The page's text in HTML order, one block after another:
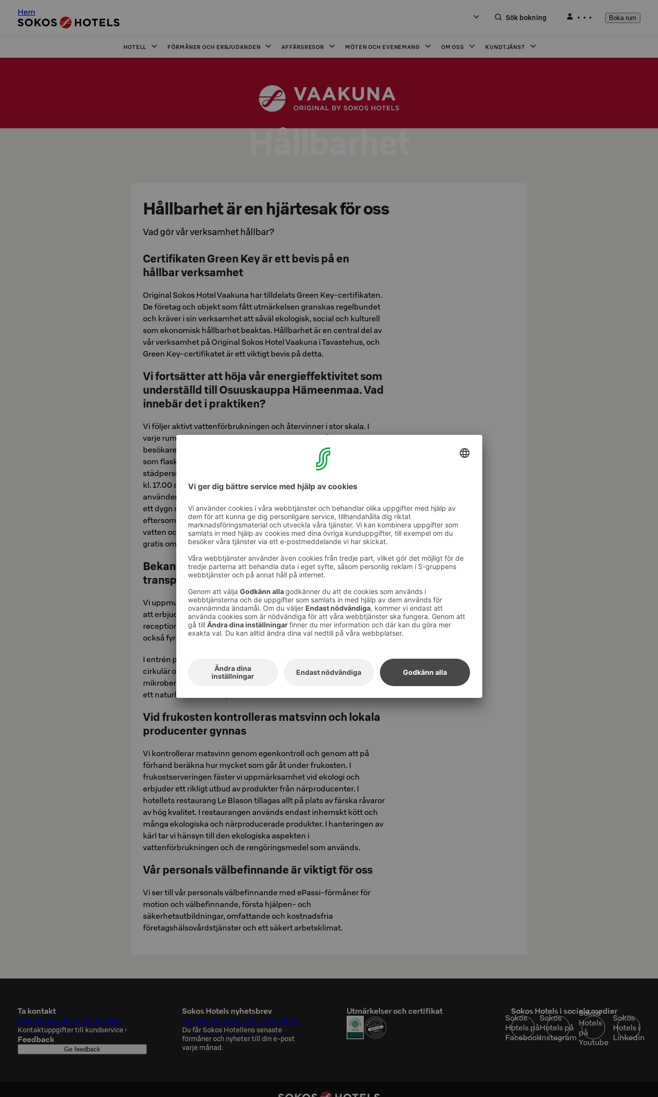
Hem
Sök bokning Boka rum
HOTELL FÖRMÅNER OCH ERBJUDANDEN AFFÄRSRESOR MÖTEN OCH EVENEMANG OM OSS KUNDTJÄNST
Hållbarhet
Hållbarhet är en hjärtesak för oss
Vad gör vår verksamhet hållbar?
Certifikaten Green Key är ett bevis på en
hållbar verksamhet
Original Sokos Hotel Vaakuna har tilldelats Green Key-certifikaten.
De företag och objekt som fått utmärkelsen granskas regelbundet
och kräver i sin verksamhet att såväl ekologisk, social och kulturell
som ekonomisk hållbarhet beaktas. Hållbarhet är en central del av
vår verksamhet på Original Sokos Hotel Vaakuna i Tavastehus, och
Green Key-certifikatet är ett viktigt bevis på detta.
Vi fortsätter att höja vår energieffektivitet som
underställd till Osuuskauppa Hämeenmaa. Vad
innebär det i praktiken?
Vi följer aktivt vattenförbrukningen och återvinner i stor skala. I
varje rum finns separata energi- och bioavfallsbehållare, och
besökare uppmanas att lämna kvar avfall som inte hör till dessa –
som flaskor och metaller – i rummet för återvinning av
städpersonalen. Bastur värms numera endast på kvällarna mellan
kl. 17.00 och 21.00 enligt behov. De rengöringsmedel som vi
använder varje dag är miljömärkta. Om gästen stannar längre än
ett dygn städar vi inte automatiskt rummet under vistelsen,
eftersom vi då minskar miljöbelastningen genom att spara på
vatten och kemikalier. Du får dock en mellanstädning av rummet
gratis om du så önskar.
Bekanta dig med staden med miljövänliga
transportmedel
Vi uppmuntrar våra gäster att utforska Tavastehus på cykel genom
att erbjuda Jopo-cyklar som kan lånas i tre timmar åt gången. I
receptionen på vårt hotell får du även tips på fina cykelleder. Vi har
också fyra laddstolpar för elbilar.
I entrén på vårt hotell finns en Smart Grow-inomhusträdgård, där
cirkulär odling förenar fiskodling och vattenodling av växter. Fiskar,
mikrober och växter lever i ett symbiotiskt förhållande och bildar
ett naturliknande ekosystem som besökarna kan utforska.
Vid frukosten kontrolleras matsvinn och lokala
producenter gynnas
Vi kontrollerar matsvinn genom egenkontroll och genom att på
förhand beräkna hur mycket som går åt under frukosten. I
frukostserveringen fäster vi uppmärksamhet vid ekologi och
erbjuder ett rikligt utbud av produkter från närproducenter. I
hotellets restaurang Le Blason tillagas allt på plats av färska råvaror
av hög kvalitet. I restaurangen används endast inhemskt kött och
många ekologiska och närproducerade produkter. I hanteringen av
kärl tar vi hänsyn till den ekologiska aspekten i
vattenförbrukningen och de rengöringsmedel som används.
Vår personals välbefinnande är viktigt för oss
Vi ser till vår personals välbefinnande med ePassi-förmåner för
motion och välbefinnande, första hjälpen- och
säkerhetsutbildningar, omfattande och kostnadsfria
företagshälsovårdstjänster och ett säkert arbetsklimat.
Ta kontakt
Kontaktuppgifter till hotellen
Kontaktuppgifter till kundservice ›
Feedback
Ge feedback
Sokos Hotels nyhetsbrev
Prenumerera på vårt nyhetsbrev
Du får Sokos Hotellens senaste
förmåner och nyheter till din e-post
varje månad.
Utmärkelser och certifikat Sokos Hotels i sociala medier
Sokos
Hotels på
Facebook
Sokos
Hotels på
Instagram
Sokos
Hotels
på
Youtube
Sokos
Hotels i
Linkedin